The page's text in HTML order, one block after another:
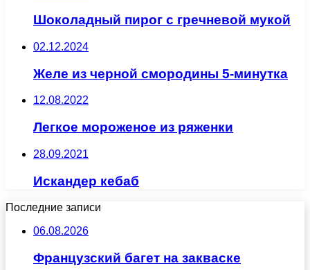
Шоколадный пирог с гречневой мукой
02.12.2024
Желе из черной смородины 5-минутка
12.08.2022
Легкое мороженое из ряженки
28.09.2021
Искандер кебаб
Последние записи
06.08.2026
Французский багет на закваске